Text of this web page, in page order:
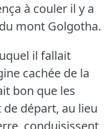
à couler il y a
mont Golgotha.
il fallait
cachée de la
bon que les
départ, au lieu
conduisissent